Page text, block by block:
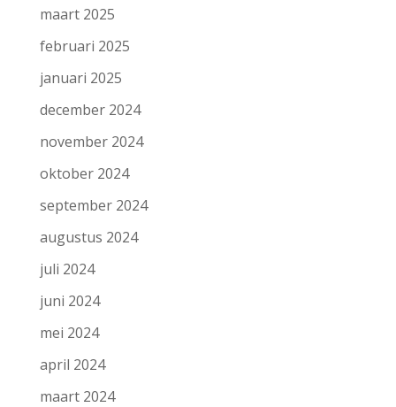
maart 2025
februari 2025
januari 2025
december 2024
november 2024
oktober 2024
september 2024
augustus 2024
juli 2024
juni 2024
mei 2024
april 2024
maart 2024